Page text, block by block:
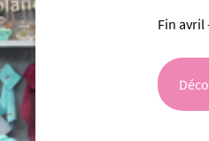
Fin avril